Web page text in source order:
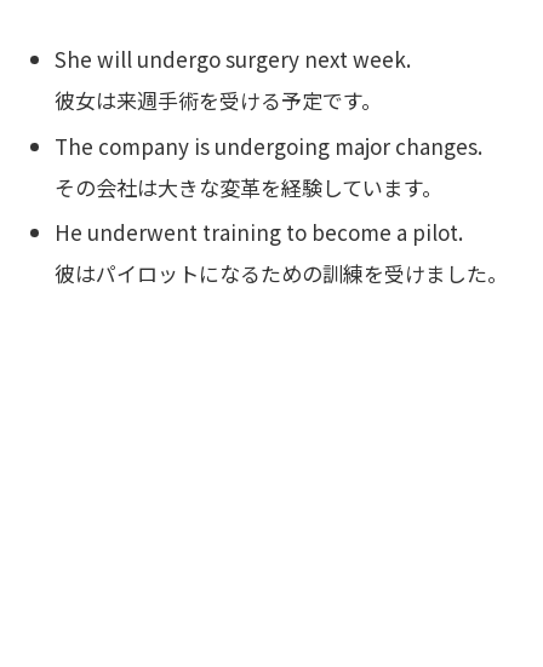
She will undergo surgery next week.
彼女は来週手術を受ける予定です。
The company is undergoing major changes.
その会社は大きな変革を経験しています。
He underwent training to become a pilot.
彼はパイロットになるための訓練を受けました。